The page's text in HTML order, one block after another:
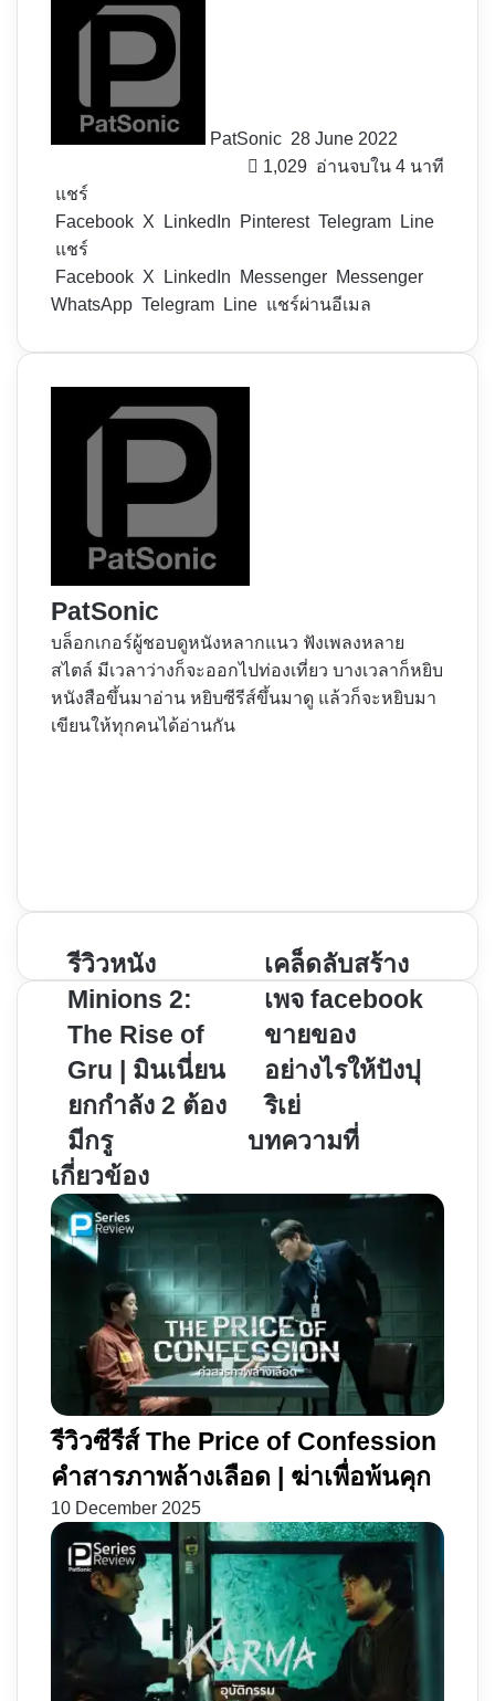
PatSonic 28 June 2022
1,029 อ่านจบใน 4 นาที
แชร์
Facebook X LinkedIn Pinterest Telegram
Line
แชร์
Facebook X LinkedIn Messenger Messenger
WhatsApp Telegram Line แชร์ผ่านอีเมล
PatSonic
บล็อกเกอร์ผู้ชอบดูหนังหลากแนว ฟังเพลงหลาย
สไตล์ มีเวลาว่างก็จะออกไปท่องเที่ยว บางเวลาก็หยิบ
หนังสือขึ้นมาอ่าน หยิบซีรีส์ขึ้นมาดู แล้วก็จะหยิบมา
เขียนให้ทุกคนได้อ่านกัน
รีวิว
หนัง
Minions
2:
The
Rise
of
Gru
|
มิ
นเนี่ยน
ยก
กำลัง
ต้อง
รีวิวหนัง
Minions 2:
The Rise of
Gru | มินเนี่ยน
ยกกำลัง 2 ต้อง
มีกรู
เคล็ด
ลับ
สร้าง
เพจ
facebook
ขาย
อย่างไร
ปุ
เคล็ดลับสร้าง
เพจ facebook
ขายของ
อย่างไรให้ปังปุ
ริเย่
บทความที่
เกี่ยวข้อง
รีวิวซีรีส์ The Price of Confession
คำสารภาพล้างเลือด | ฆ่าเพื่อพ้นคุก
10 December 2025